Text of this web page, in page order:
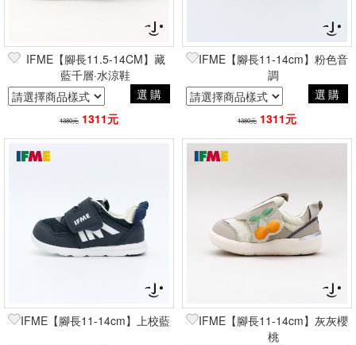
IFME【腳長11.5-14CM】藏
藍千層·水涼鞋
選購
1380元 1311元
IFME【腳長11-14cm】粉色音
調
選購
1380元 1311元
IFME【腳長11-14cm】上校藍
IFME【腳長11-14cm】灰灰櫻
桃